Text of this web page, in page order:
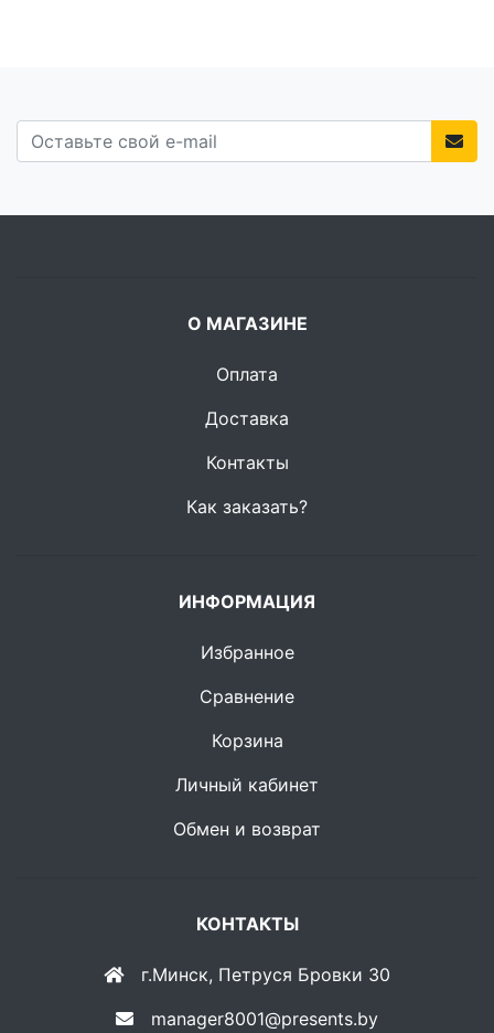
О МАГАЗИНЕ
Оплата
Доставка
Контакты
Как заказать?
ИНФОРМАЦИЯ
Избранное
Сравнение
Корзина
Личный кабинет
Обмен и возврат
КОНТАКТЫ
г.Минск, Петруся Бровки 30
manager8001@presents.by